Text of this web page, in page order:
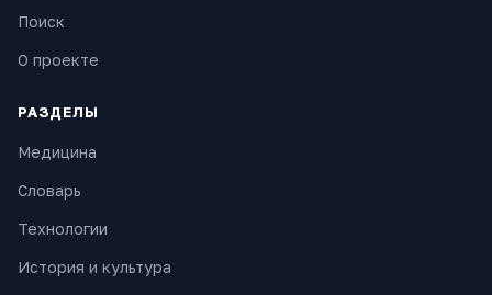
Поиск
О проекте
РАЗДЕЛЫ
Медицина
Словарь
Технологии
История и культура